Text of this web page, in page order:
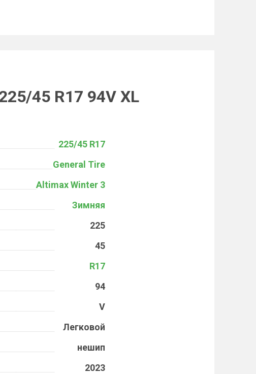
45 R17 94V XL
225/45 R17
General Tire
Altimax Winter 3
Зимняя
225
45
R17
94
V
Легковой
нешип
2023